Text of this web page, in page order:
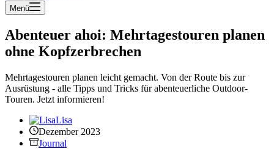
Menü
Abenteuer ahoi: Mehrtagestouren planen
ohne Kopfzerbrechen
Mehrtagestouren planen leicht gemacht. Von der Route bis zur
Ausrüstung - alle Tipps und Tricks für abenteuerliche Outdoor-
Touren. Jetzt informieren!
Lisa
Dezember 2023
Journal